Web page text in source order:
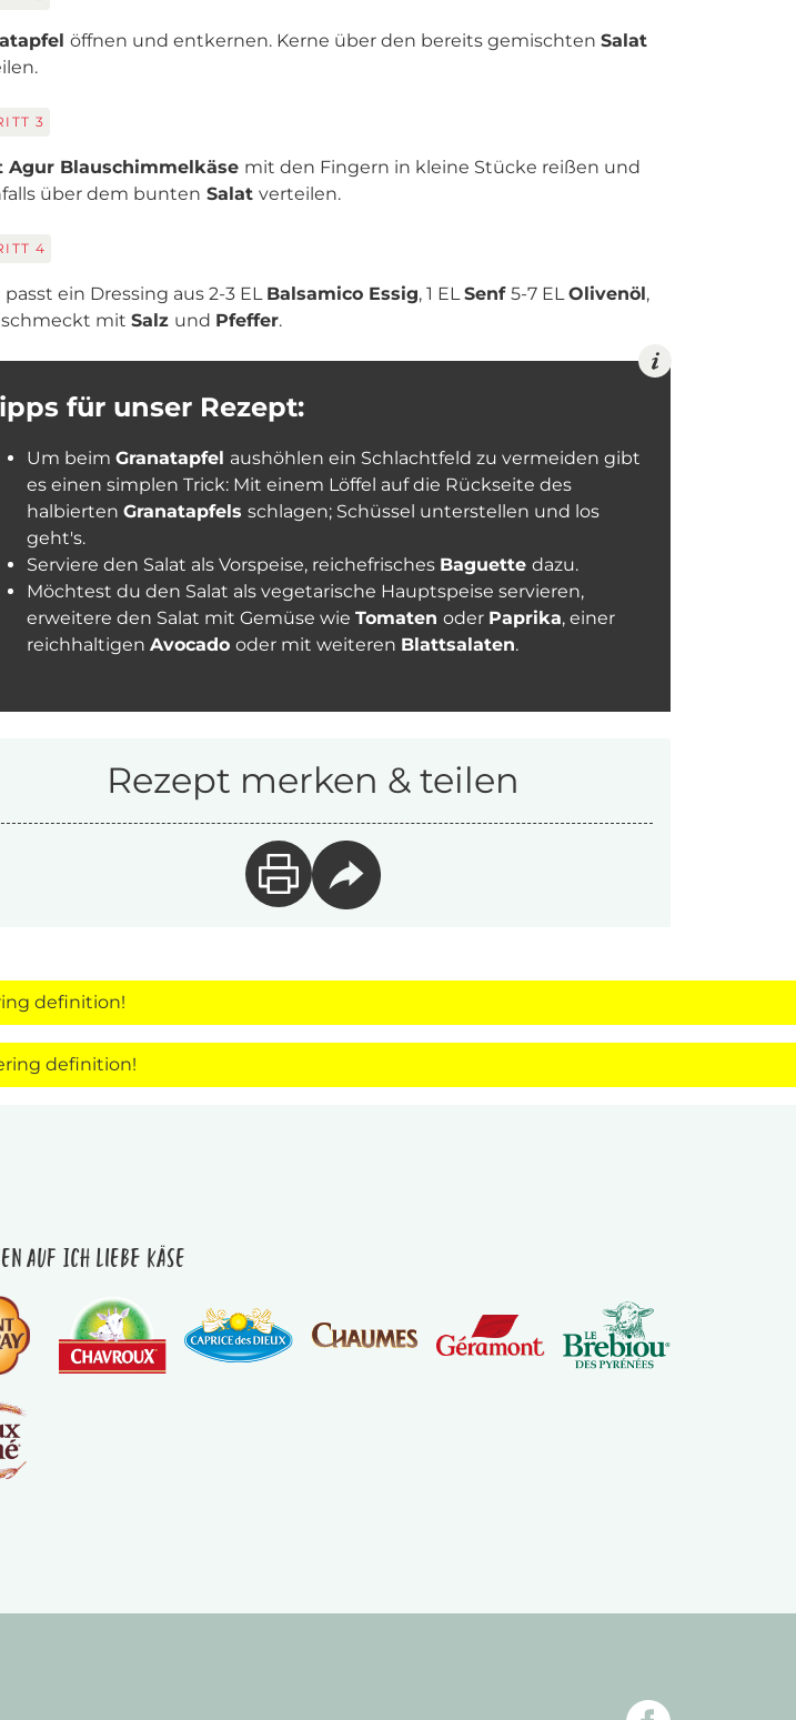
öffnen und entkernen. Kerne über den bereits gemischten Salat
3
Agur Blauschimmelkäse mit den Fingern in kleine Stücke reißen und
über dem bunten Salat verteilen.
4
passt ein Dressing aus 2-3 EL Balsamico Essig, 1 ELSenf 5-7 ELOlivenöl,
mit Salz und Pfeffer.
für unser Rezept:
Um beim Granatapfel aushöhlen ein Schlachtfeld zu vermeiden gibt
es einen simplen Trick: Mit einem Löffel auf die Rückseite des
halbierten Granatapfels schlagen; Schüssel unterstellen und los
geht's.
Serviere den Salat als Vorspeise, reichefrisches Baguette dazu.
Möchtest du den Salat als vegetarische Hauptspeise servieren,
erweitere den Salat mit Gemüse wie Tomaten oder Paprika, einer
reichhaltigen Avocado oder mit weiteren Blattsalaten.
Rezept merken & teilen
definition!
definition!
auf Ich liebe Käse